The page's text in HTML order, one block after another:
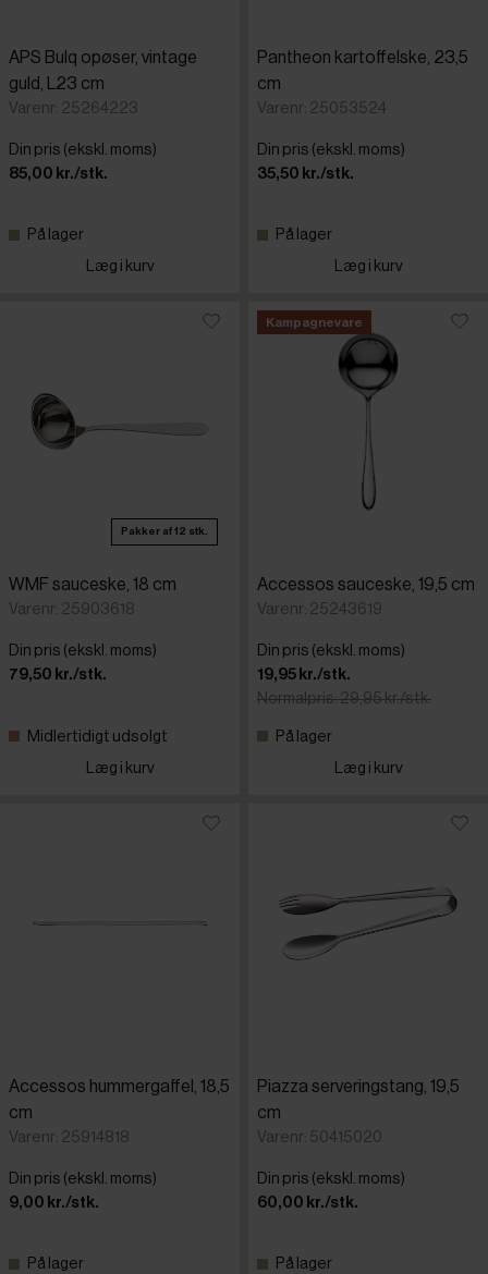
APS Bulq opøser, vintage
guld, L23 cm
Varenr: 25264223
Din pris (ekskl. moms)
85,00 kr./stk.
På lager
Læg i kurv
Pantheon kartoffelske, 23,5
cm
Varenr: 25053524
Din pris (ekskl. moms)
35,50 kr./stk.
På lager
Læg i kurv
Pakker af 12 stk.
WMF sauceske, 18 cm
Varenr: 25903618
Din pris (ekskl. moms)
79,50 kr./stk.
Midlertidigt udsolgt
Læg i kurv
Kampagnevare
Accessos sauceske, 19,5 cm
Varenr: 25243619
Din pris (ekskl. moms)
19,95 kr./stk.
Normalpris: 29,95 kr./stk.
På lager
Læg i kurv
Accessos hummergaffel, 18,5
cm
Varenr: 25914818
Din pris (ekskl. moms)
9,00 kr./stk.
På lager
Piazza serveringstang, 19,5
cm
Varenr: 50415020
Din pris (ekskl. moms)
60,00 kr./stk.
På lager